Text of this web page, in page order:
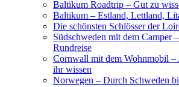
Baltikum Roadtrip – Gut zu
Baltikum – Estland, Lettland,
Die schönsten Schlösser der
Südschweden mit dem Camper
Rundreise
Cornwall mit dem Wohnmobil –
ihr wissen
Norwegen – Durch Schweden